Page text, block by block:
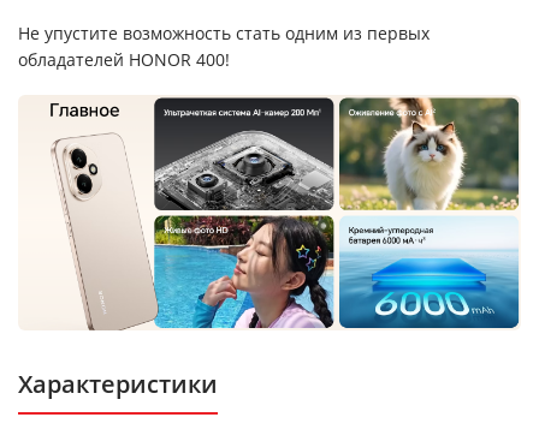
Не упустите возможность стать одним из первых
обладателей HONOR 400!
Характеристики